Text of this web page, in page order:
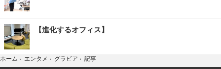
【進化するオフィス】
ホーム › エンタメ › グラビア › 記事